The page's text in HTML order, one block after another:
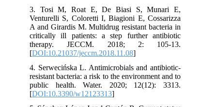
3. Tosi M, Roat E, De Biasi S, Munari E,
Venturelli S, Coloretti I, Biagioni E, Cossarizza
A and Girardis M. Multidrug resistant bacteria in
critically ill patients: a step further antibiotic
therapy. JECCM. 2018; 2: 105-13.
[DOI:10.21037/jeccm.2018.11.08
4. Serwecińska L. Antimicrobials and antibiotic-
resistant bacteria: a risk to the environment and to
public health. Water. 2020; 12(12): 3313.
[DOI:10.3390/w12123313